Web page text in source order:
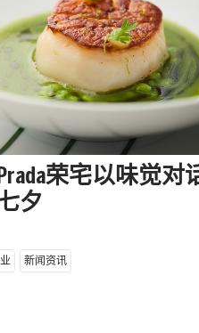
荣宅以味觉对
夕
新闻资讯